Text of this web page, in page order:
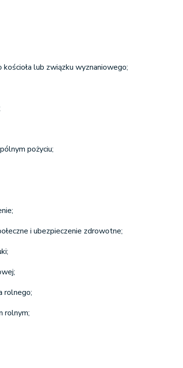
lub związku wyznaniowego;
pożyciu;
i ubezpieczenie zdrowotne;
rolnego;
rolnym;